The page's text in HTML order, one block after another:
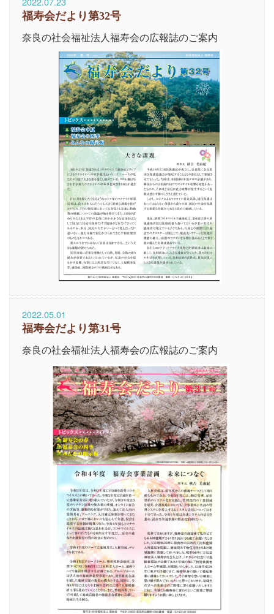
福寿会だより第32号
奈良の社会福祉法人福寿会の広報誌のご案内
2022.05.01
福寿会だより第31号
奈良の社会福祉法人福寿会の広報誌のご案内